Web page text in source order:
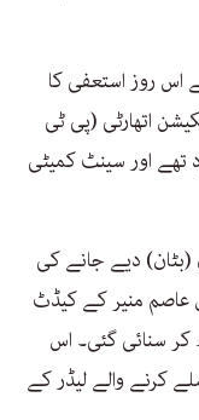
اس روز استعفی کا
اتھارٹی (پی ٹی
تھے اور سینٹ کمیٹی
(بٹان) دیے جانے کی
عاصم منیر کے کیڈٹ
سنائی گئی۔ اس
کرنے والے لیڈر کے